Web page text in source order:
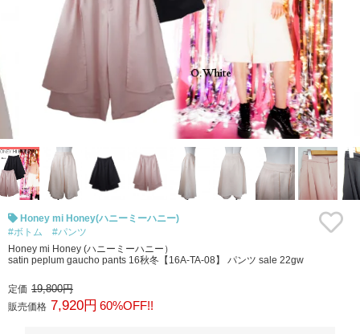
Honey mi Honey(ハニーミーハニー)
#ボトム
#パンツ
Honey mi Honey (ハニーミーハニー）
satin peplum gaucho pants 16秋冬【16A-TA-08】 パンツ sale 22gw
定価 19,800円
販売価格 7,920円 60%OFF!!